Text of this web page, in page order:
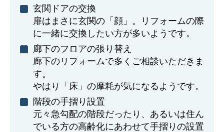
玄関ドアの交換
扉はまさに玄関の「顔」。リフォームの際
に一緒に交換したい方が多いようです。
廊下のフロアの張り替え
廊下のリフォームで多くご相談いただきま
す。
やはり「床」の摩耗が気になるようです。
階段の手摺り設置
元々急勾配の階段だったり、あるいは住ん
でいる方の高齢化にあわせて手摺りの設置